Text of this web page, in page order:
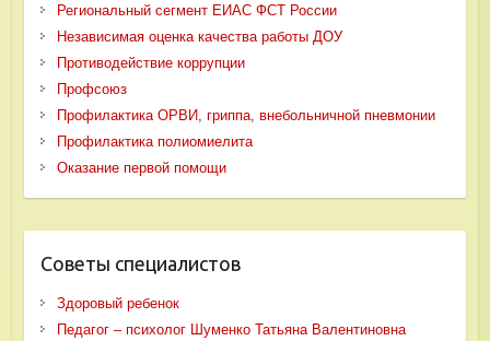
Региональный сегмент ЕИАС ФСТ России
Независимая оценка качества работы ДОУ
Противодействие коррупции
Профсоюз
Профилактика ОРВИ, гриппа, внебольничной пневмонии
Профилактика полиомиелита
Оказание первой помощи
Советы специалистов
Здоровый ребенок
Педагог – психолог Шуменко Татьяна Валентиновна